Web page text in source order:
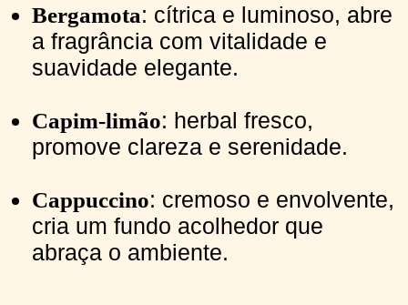
Bergamota: cítrica e luminoso, abre
a fragrância com vitalidade e
suavidade elegante.
Capim-limão: herbal fresco,
promove clareza e serenidade.
Cappuccino: cremoso e envolvente,
cria um fundo acolhedor que
abraça o ambiente.